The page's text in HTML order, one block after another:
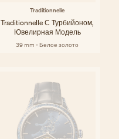
Traditionnelle
Traditionnelle С Турбийоном,
Ювелирная Модель
39 mm - Белое золото